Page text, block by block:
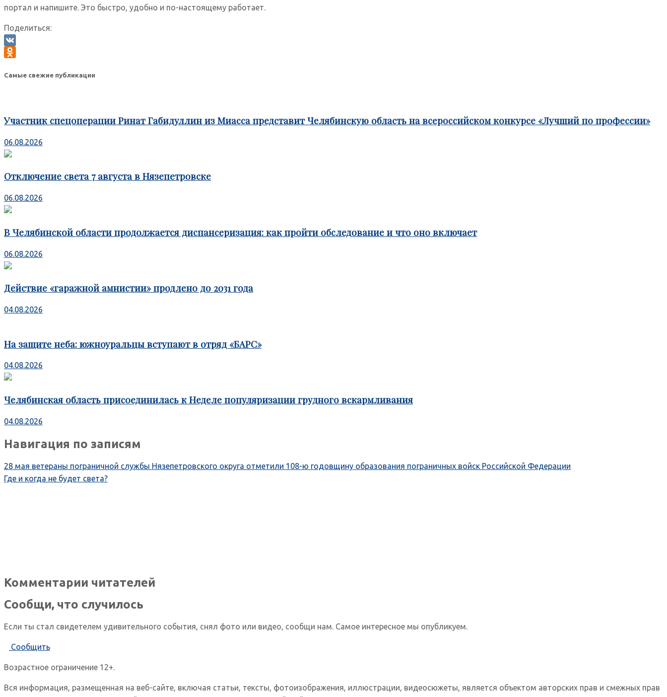
портал и напишите. Это быстро, удобно и по-настоящему работает.
Поделиться:
VK
Самые свежие публикации
Участник спецоперации Ринат Габидуллин из Миасса представит Челябинскую область на всероссийском конкурсе «Лучший по профессии»
06.08.2026
Отключение света 7 августа в Нязепетровске
06.08.2026
В Челябинской области продолжается диспансеризация: как пройти обследование и что оно включает
06.08.2026
Действие «гаражной амнистии» продлено до 2031 года
04.08.2026
На защите неба: южноуральцы вступают в отряд «БАРС»
04.08.2026
Челябинская область присоединилась к Неделе популяризации грудного вскармливания
04.08.2026
Навигация по записям
28 мая ветераны пограничной службы Нязепетровского округа отметили 108-ю годовщину образования пограничных войск Российской Федерации
Где и когда не будет света?
Комментарии читателей
Сообщи, что случилось
Если ты стал свидетелем удивительного события, снял фото или видео, сообщи нам. Самое интересное мы опубликуем.
Сообщить
Возрастное ограничение 12+.
Вся информация, размещенная на веб-сайте, включая статьи, тексты, фотоизображения, иллюстрации, видеосюжеты, является объектом авторских прав и смежных прав